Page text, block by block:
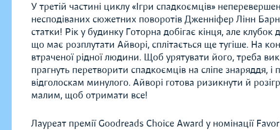
У третій частині циклу «Ігри спадкоємців»
несподіваних сюжетних поворотів Дженніфер Лінн
статки! Рік у будинку Готорна добігає кінця, але клубок
що має розплутати Айворі, сплітається ще тугіше. На
втраченої рідної людини. Щоб урятувати його, треба
прагнуть перетворити спадкоємців на сліпе знаряддя,
відголоскам минулого. Айворі готова ризикнути й
малим, щоб отримати все!
Лауреат премії Goodreads Choice Award у номінації